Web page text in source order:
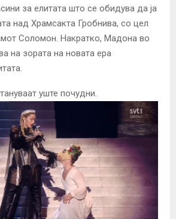
за елитата што се обидува да ја
над Храмсакта Гробнива, со цел
Соломон. Накратко, Мадона во
на зората на новата ера
уште почудни.